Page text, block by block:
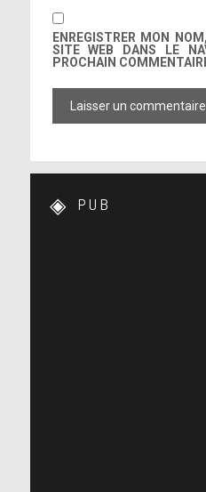
ENREGISTRER MON
SITE WEB DANS LE
PROCHAIN
PUB